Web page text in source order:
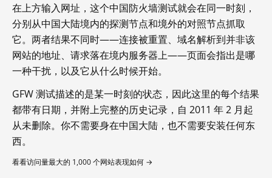
在上方输入网址，这个中国防火墙测试就会在同一时刻，
分别从中国大陆境内的探测节点和境外的对照节点抓取
它。两者结果不同时——连接被重置、域名解析到并非该
网站的地址、请求落在境内服务器上——页面会指出是哪
一种干扰，以及它从什么时候开始。
GFW 测试描述的是某一时刻的状态，因此这里的每个结果
都带有日期，并附上完整的历史记录，自 2011 年 2 月起
从未删除。你不需要身在中国大陆，也不需要安装任何东
西。
看看访问量最大的 1,000 个网站表现如何 →